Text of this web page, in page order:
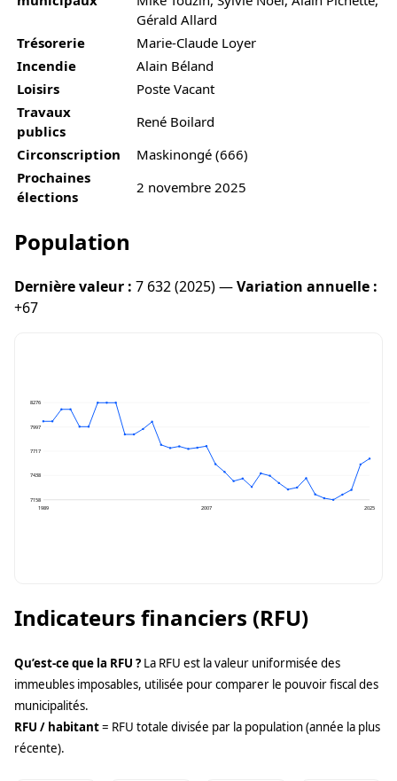
Gérald Allard
Trésorerie
Marie-Claude Loyer
Incendie
Alain Béland
Loisirs
Poste Vacant
Travaux
publics
René Boilard
Circonscription
Maskinongé (666)
Prochaines
élections
2 novembre 2025
Population
Dernière valeur : 7 632 (2025) —Variation annuelle :
+67
8276
7997
7717
7438
7158
1989
2007 2025
Indicateurs financiers (RFU)
Qu’est-ce que la RFU ? La RFU est la valeur uniformisée des
immeubles imposables, utilisée pour comparer le pouvoir fiscal des
municipalités.
RFU / habitant= RFU totale divisée par la population (année la plus
récente).